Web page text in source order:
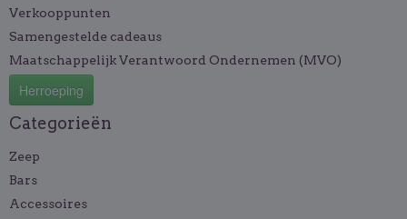
Verkooppunten
Samengestelde cadeaus
Maatschappelijk Verantwoord Ondernemen (MVO)
Herroeping
Categorieën
Zeep
Bars
Accessoires